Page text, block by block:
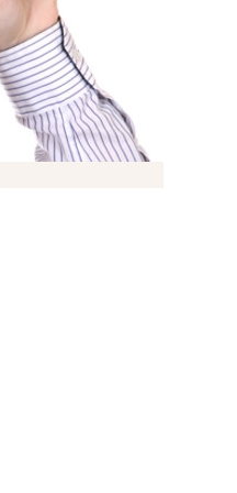
Мова